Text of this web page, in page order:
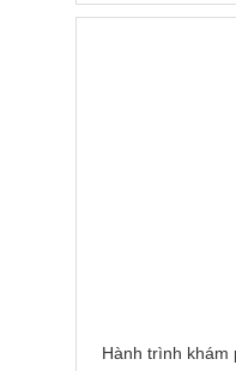
Hành trình khám